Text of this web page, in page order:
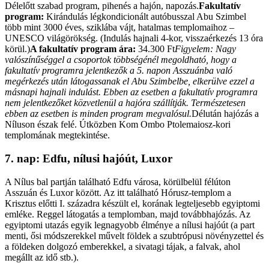
Délelőtt szabad program, pihenés a hajón, napozás.Fakultatív
program: Kirándulás légkondicionált autóbusszal Abu Szimbel
több mint 3000 éves, sziklába vájt, hatalmas templomaihoz –
UNESCO világörökség. (Indulás hajnali 4-kor, visszaérkezés 13 óra
körül.)A fakultatív program ára: 34.300 FtFigyelem: Nagy
valószínűséggel a csoportok többségénél megoldható, hogy a
fakultatív programra jelentkezők a 5. napon Asszuánba való
megérkezés után látogassanak el Abu Szimbelbe, elkerülve ezzel a
másnapi hajnali indulást. Ebben az esetben a fakultatív programra
nem jelentkezőket közvetlenül a hajóra szállítják. Természetesen
ebben az esetben is minden program megvalósul.Délután hajózás a
Níluson észak felé. Útközben Kom Ombo Ptolemaiosz-kori
templomának megtekintése.
7. nap: Edfu, nílusi hajóút, Luxor
A Nílus bal partján található Edfu városa, körülbelül félúton
Asszuán és Luxor között. Az itt található Hórusz-templom a
Krisztus előtti I. századra készült el, korának legteljesebb egyiptomi
emléke. Reggel látogatás a templomban, majd továbbhajózás. Az
egyiptomi utazás egyik legnagyobb élménye a nílusi hajóút (a part
menti, ősi módszerekkel művelt földek a szubtrópusi növényzettel és
a földeken dolgozó emberekkel, a sivatagi tájak, a falvak, ahol
megállt az idő stb.).